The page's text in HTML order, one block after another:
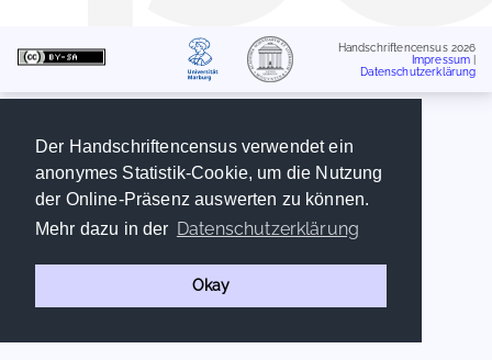
Der Handschriftencensus verwendet ein
anonymes Statistik-Cookie, um die Nutzung
der Online-Präsenz auswerten zu können.
Mehr dazu in der Datenschutzerklärung
Okay
Handschriftencensus 2026
Impressum
Datenschutzerklärung